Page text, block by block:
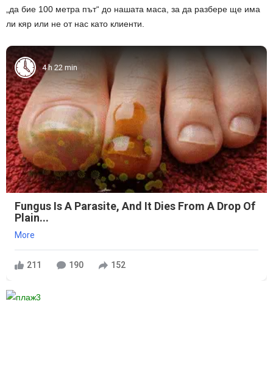
„да бие 100 метра път“ до нашата маса, за да разбере ще има
ли кяр или не от нас като клиенти.
4 h 22 min
Fungus Is A Parasite, And It Dies From A Drop Of
Plain...
More
211 190 152